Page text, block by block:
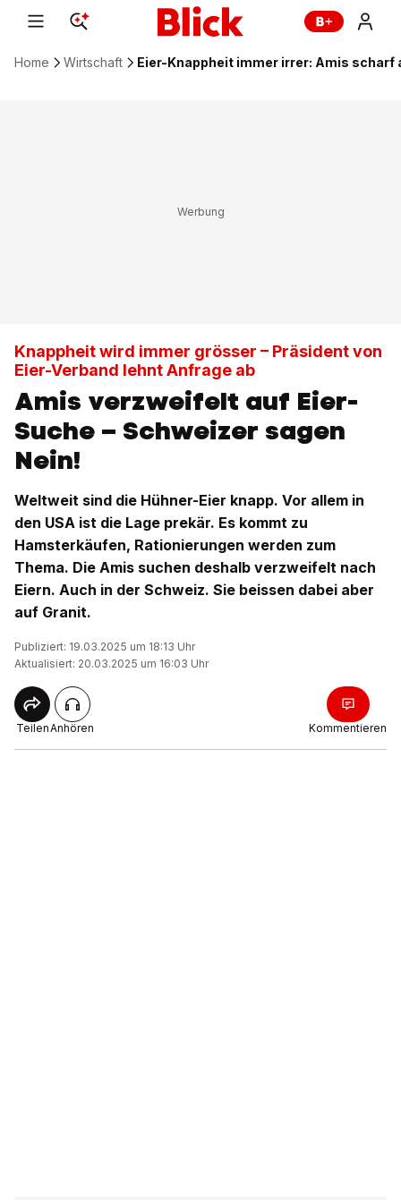
Home Wirtschaft Eier-Knappheit immer irrer: Amis scharf
Knappheit wird immer grösser – Präsident von
Eier-Verband lehnt Anfrage ab
Amis verzweifelt auf Eier-
Suche – Schweizer sagen
Nein!
Weltweit sind die Hühner-Eier knapp. Vor allem in
den USA ist die Lage prekär. Es kommt zu
Hamsterkäufen, Rationierungen werden zum
Thema. Die Amis suchen deshalb verzweifelt nach
Eiern. Auch in der Schweiz. Sie beissen dabei aber
auf Granit.
Publiziert: 19.03.2025 um 18:13 Uhr
Aktualisiert: 20.03.2025 um 16:03 Uhr
TeilenAnhören Kommentieren